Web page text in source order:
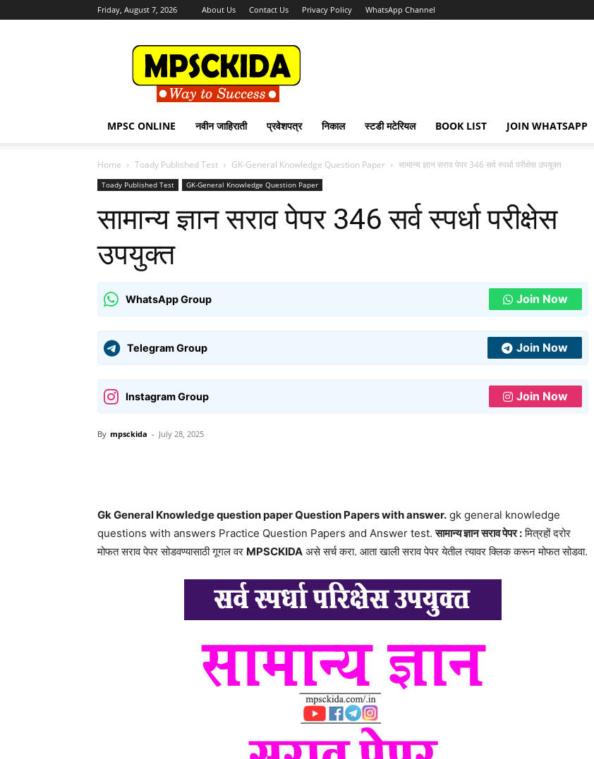
Friday, August 7, 2026 About Us Contact Us Privacy Policy WhatsApp Channel
MPSCKida.com
सर्व
नवीन
जाहिराती
Letest
Jobs
MPSC ONLINE नवीन जाहिराती प्रवेशपत्र निकाल स्टडी मटेरियल BOOK LIST JOIN WHATSAPP
Home Toady Published Test GK-General Knowledge Question Paper सामान्य ज्ञान सराव पेपर 346 सर्व स्पर्धा परीक्षेस उपयुक्त
Toady Published Test GK-General Knowledge Question Paper
सामान्य ज्ञान सराव पेपर 346 सर्व स्पर्धा परीक्षेस
उपयुक्त
WhatsApp Group Join Now
Telegram Group Join Now
Instagram Group Join Now
By mpsckida - July 28, 2025
Gk General Knowledge question paper Question Papers with answer. gk general knowledge
questions with answers Practice Question Papers and Answer test.सामान्य ज्ञान सराव पेपर :मित्रहों दरोर
मोफत सराव पेपर सोडवण्यासाठी गूगल वर MPSCKIDA असे सर्च करा. आता खाली सराव पेपर येतील त्यावर क्लिक करून मोफत सोडवा.